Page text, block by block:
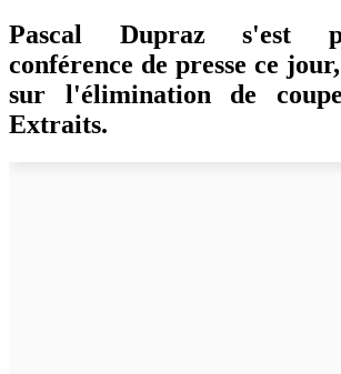
Pascal Dupraz s'est
conférence de presse ce
sur l'élimination de
Extraits.